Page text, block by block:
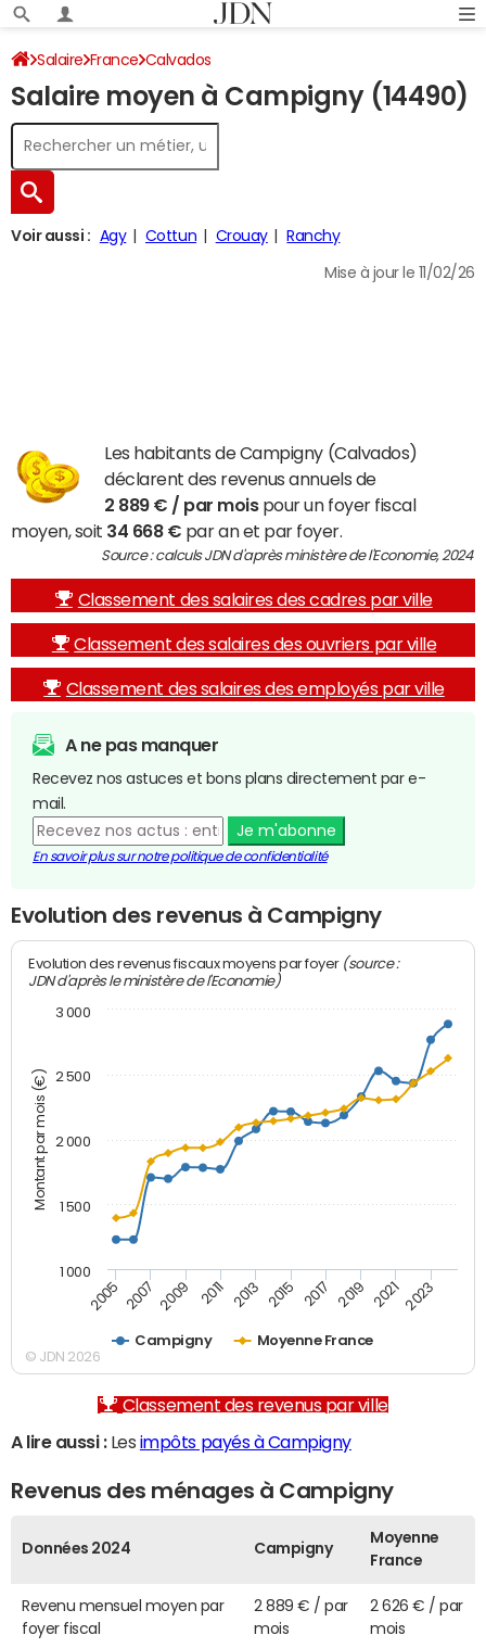
Salaire France Calvados
Salaire moyen à Campigny (14490)
Voir aussi : Agy Cottun Crouay Ranchy
Mise à jour le 11/02/26
Les habitants de Campigny (Calvados)
déclarent des revenus annuels de
2 889 € / par moispour un foyer fiscal
moyen, soit 34 668 € par an et par foyer.
Source : calculs JDN d'après ministère de l'Economie, 2024
Classement des salaires des cadres par ville
Classement des salaires des ouvriers par ville
Classement des salaires des employés par ville
A ne pas manquer
Recevez nos astuces et bons plans directement par e-
mail.
Je m'abonne
En savoir plus sur notre politique de confidentialité
Evolution des revenus à Campigny
Montant par mois (€)
Evolution des revenus fiscaux moyens par foyer (source :
JDN d'après le ministère de l'Economie)
Campigny Moyenne France
2005 2007 2009 2011 2013 2015 2017 2019 2021 2023
1 000
1 500
2 000
2 500
3 000
© JDN 2026
Classement des revenus par ville
A lire aussi :Les impôts payés à Campigny
Revenus des ménages à Campigny
Données 2024 Campigny
Moyenne
France
Revenu mensuel moyen par
foyer fiscal
2 889 € / par
mois
2 626 € / par
mois